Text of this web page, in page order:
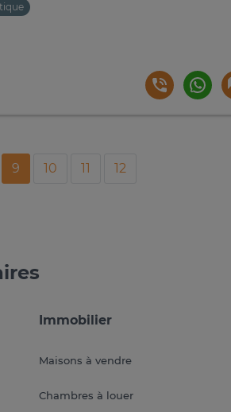
9 10 11 12
Immobilier
Maisons à vendre
Chambres à louer